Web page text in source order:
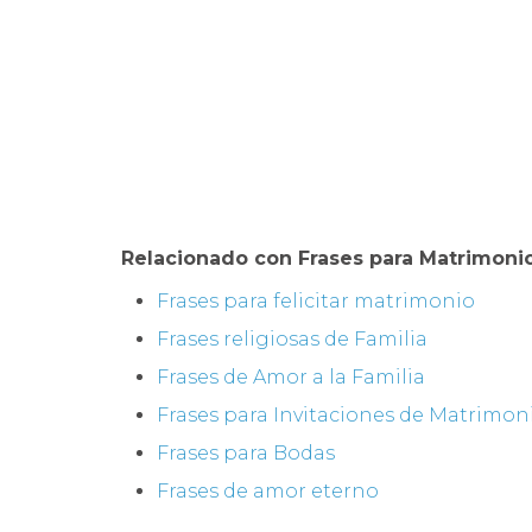
Relacionado con Frases para
Frases para felicitar matrimonio
Frases religiosas de Familia
Frases de Amor a la Familia
Frases para Invitaciones de
Frases para Bodas
Frases de amor eterno